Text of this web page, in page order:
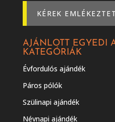
KÉREK
AJÁNLOTT EGYEDI
KATEGÓRIÁK
Évfordulós ajándék
Páros pólók
Szülinapi ajándék
Névnapi ajándék